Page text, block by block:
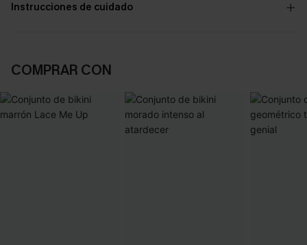
Instrucciones de cuidado
COMPRAR CON